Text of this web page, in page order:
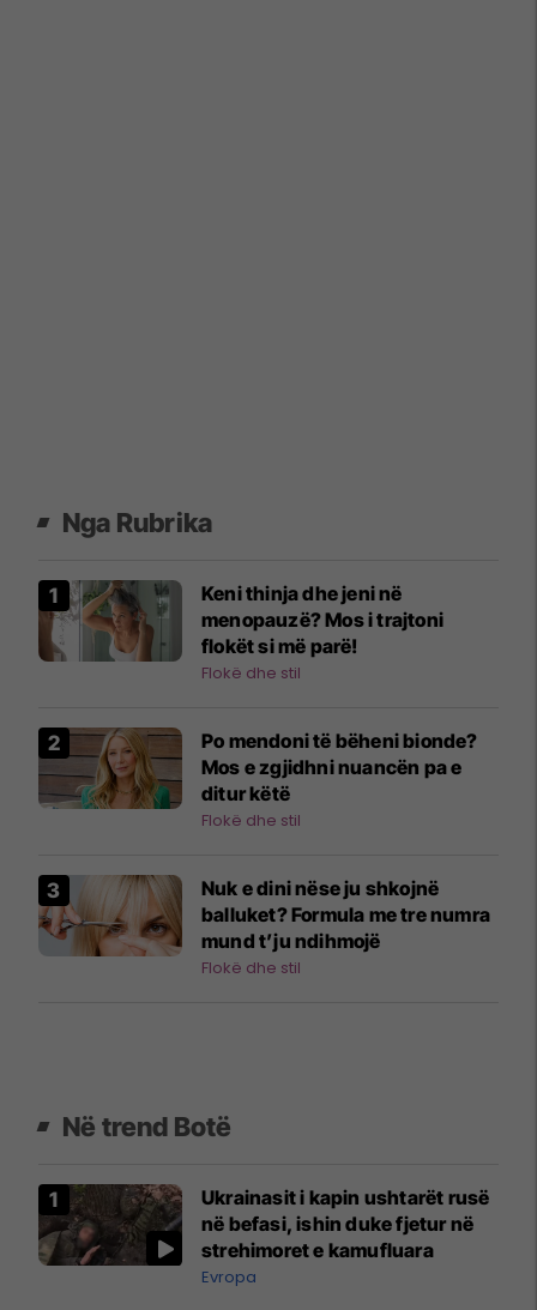
Nga Rubrika
Keni thinja dhe jeni në
menopauzë? Mos i trajtoni
flokët si më parë!
Flokë dhe stil
Po mendoni të bëheni bionde?
Mos e zgjidhni nuancën pa e
ditur këtë
Flokë dhe stil
Nuk e dini nëse ju shkojnë
balluket? Formula me tre numra
mund t’ju ndihmojë
Flokë dhe stil
Në trend Botë
Ukrainasit i kapin ushtarët rusë
në befasi, ishin duke fjetur në
strehimoret e kamufluara
Evropa